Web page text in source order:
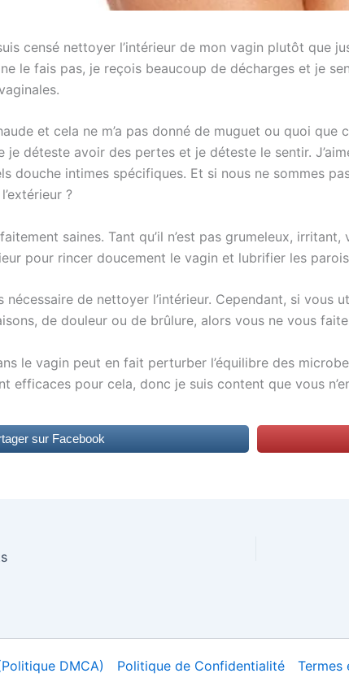
censé nettoyer l’intérieur de mon vagin plutôt que
ne le fais pas, je reçois beaucoup de décharges et je
et cela ne m’a pas donné de muguet ou quoi que
je déteste avoir des pertes et je déteste le sentir.
douche intimes spécifiques. Et si nous ne sommes
?
saines. Tant qu’il n’est pas grumeleux,
pour rincer doucement le vagin et lubrifier les
nécessaire de nettoyer l’intérieur. Cependant, si
de douleur ou de brûlure, alors vous ne vous
le vagin peut en fait perturber l’équilibre des
efficaces pour cela, donc je suis content que vous
sur Facebook
DMCA) Politique de Confidentialité Termes